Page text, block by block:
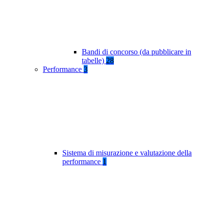
Bandi di concorso (da pubblicare in
tabelle) 28
Performance 3
Sistema di misurazione e valutazione della
performance 1